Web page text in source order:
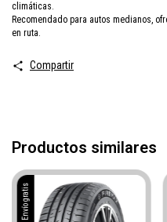
climáticas.
Recomendado para autos medianos,
en ruta.
Compartir
Productos similares
Envío gratis